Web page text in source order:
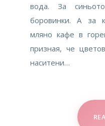
вода. За
боровинки. А за
мляно кафе в
призная, че
наситени…